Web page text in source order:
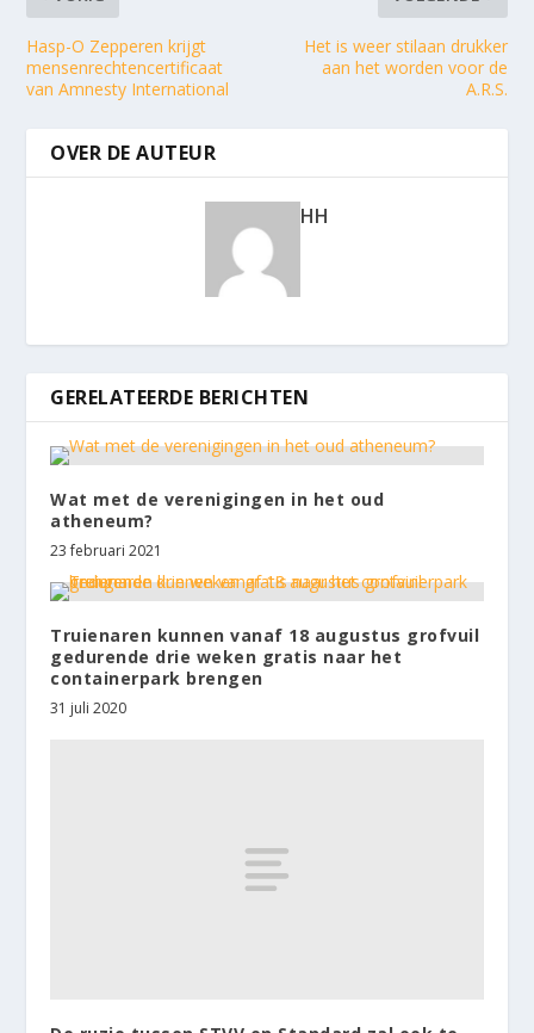
Hasp-O Zepperen krijgt
mensenrechtencertificaat
van Amnesty International
Het is weer stilaan drukker
aan het worden voor de
A.R.S.
OVER DE AUTEUR
HH
GERELATEERDE BERICHTEN
Wat met de verenigingen in het oud
atheneum?
23 februari 2021
Truienaren kunnen vanaf 18 augustus grofvuil
gedurende drie weken gratis naar het
containerpark brengen
31 juli 2020